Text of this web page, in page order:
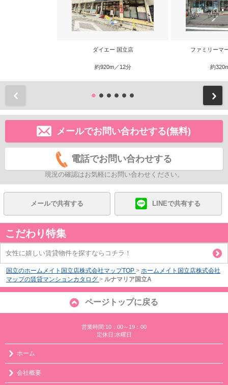
ダイエー 国立店
約920m／12分
ファミリーマ
約
メールでお問い合わせする(無料)
電話でお問い合わせする
現況の確認はお気軽にお問い合わせください。
メールで共有する LINEで共有する
こだわり特集
女性に嬉しい賃貸物件を探すならコチラ！
国立のホームメイト国立店株式会社マップTOP > ホームメイト国立店株式会社
マップの賃貸マンションカタログ > ルナマリア国立A
ページトップに戻る
営業時間:10：00～19：00
定休日:水曜日
ホーム
会社概要